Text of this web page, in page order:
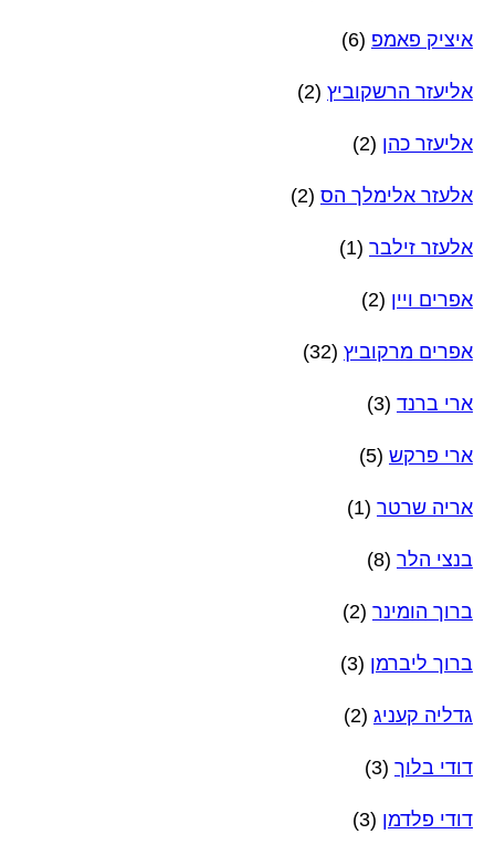
איציק פאמפ (6)
אליעזר הרשקוביץ (2)
אליעזר כהן (2)
אלעזר אלימלך הס (2)
אלעזר זילבר (1)
אפרים ויין (2)
אפרים מרקוביץ (32)
ארי ברנד (3)
ארי פרקש (5)
אריה שרטר (1)
בנצי הלר (8)
ברוך הומינר (2)
ברוך ליברמן (3)
גדליה קעניג (2)
דודי בלוך (3)
דודי פלדמן (3)